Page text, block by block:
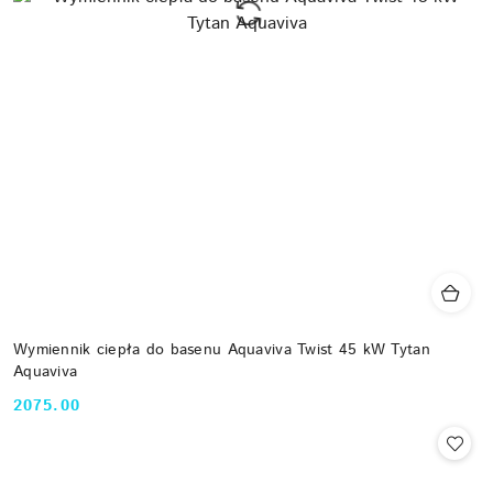
Wymiennik ciepła do basenu Aquaviva Twist 45 kW Tytan
Aquaviva
Cena:
2075.00